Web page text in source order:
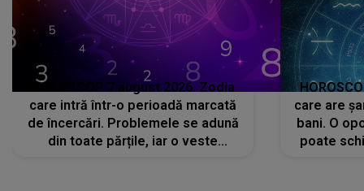
HOROSCOP 7 august 2026. Zodia
care intră într-o perioadă marcată
de încercări. Problemele se adună
din toate părțile, iar o veste
care are
bani. O
poate